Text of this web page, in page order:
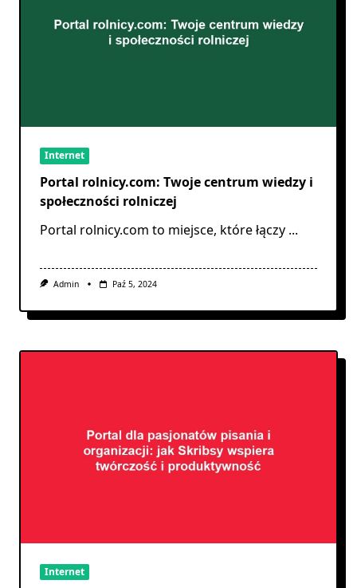
Internet
Portal rolnicy.com: Twoje centrum wiedzy i
społeczności rolniczej
Portal rolnicy.com to miejsce, które łączy ...
Admin Paź 5, 2024
Internet